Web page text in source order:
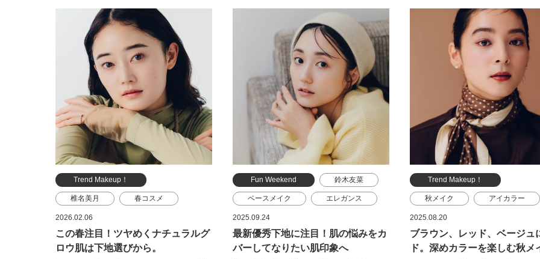
になる時期、化粧下地やフェイスパ
ウダーの力も借りて、さらっときれ
いな仕上がりを目指しましょう。教
えてくれたのはヘア＆メイクアップ
アーティスト藤本 希さん。
れる新商品や新色が続々。タイプ別
のHOW TOをヘア＆メイクアップア
ーティスト藤本希さんに教えてもら
いました。手に入れやすくテクニッ
クレスでつけられるリップで秋のト
レンドを先取りしてみませんか。教
えてくれたのはヘア＆メイクアップ
アーティスト藤本 希さん。
体感を、赤みニュアンスで肌
い印象に。太陽の日差しのも
かに映えるリップで、夏のお
を楽しんで。 ※メイクアップ
Trend Makeup！
椎名美月 春コスメ
ベースメイク
ファンデーション パウダー
ジバンシイ ビューティー
2026.02.06
この春注目！ツヤめくナチュラルグ
ロウ肌は下地選びから。
Fun Weekend 鈴木友菜
ベースメイク エレガンス
スック
クレ・ド・ポー ボーテ
ルナソル
2025.09.24
最新優秀下地に注目！肌の悩みをカ
バーしてなりたい肌印象へ
Trend Makeup！
秋メイク アイカラー
チーク
ネイル エレガンス
スナイデル ビューティ
2025.08.20
ブラウン、レッド、ベージュ
ド。深めカラーを楽しむ秋メ